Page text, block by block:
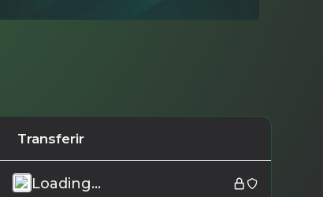
Transferir
Loading...